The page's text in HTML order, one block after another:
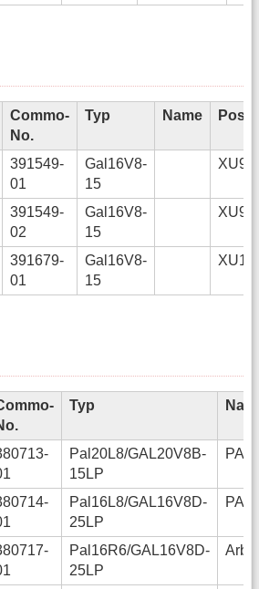
Commo-
No.
Typ Name Pos.
391549-
01
Gal16V8-
15
XU9
391549-
02
Gal16V8-
15
XU9
391679-
01
Gal16V8-
15
XU1
Typ
Pal20L8/GAL20V8B-
15LP
Pal16L8/GAL16V8D-
25LP
Pal16R6/GAL16V8D-
25LP
Arbit